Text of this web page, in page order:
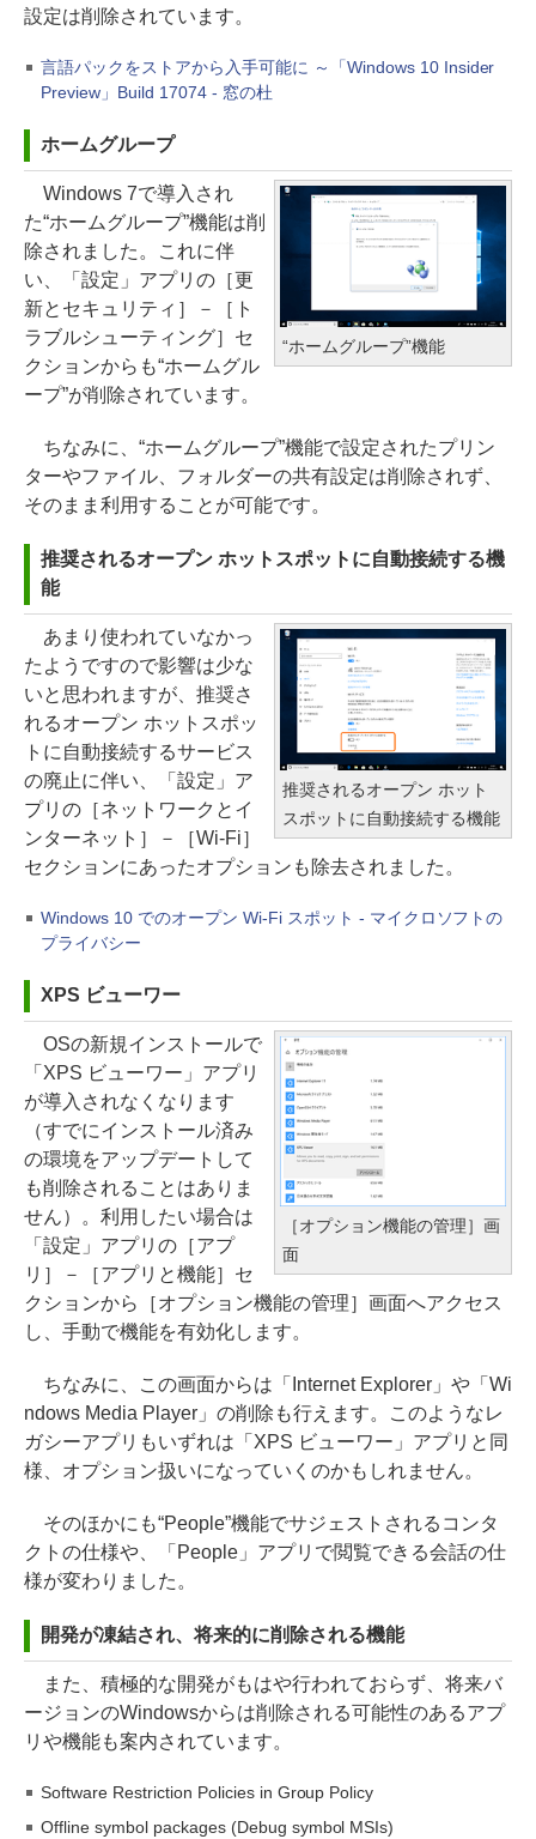
設定は削除されています。
言語パックをストアから入手可能に ～「Windows 10 Insider
Preview」Build 17074 - 窓の杜
ホームグループ
“ホームグループ”機能
Windows 7で導入され
た“ホームグループ”機能は削
除されました。これに伴
い、「設定」アプリの［更
新とセキュリティ］－［ト
ラブルシューティング］セ
クションからも“ホームグル
ープ”が削除されています。
ちなみに、“ホームグループ”機能で設定されたプリン
ターやファイル、フォルダーの共有設定は削除されず、
そのまま利用することが可能です。
推奨されるオープン ホットスポットに自動接続する機
能
推奨されるオープン ホット
スポットに自動接続する機能
あまり使われていなかっ
たようですので影響は少な
いと思われますが、推奨さ
れるオープン ホットスポッ
トに自動接続するサービス
の廃止に伴い、「設定」ア
プリの［ネットワークとイ
ンターネット］－［Wi-Fi］
セクションにあったオプションも除去されました。
Windows 10 でのオープン Wi-Fi スポット - マイクロソフトの
プライバシー
XPS ビューワー
［オプション機能の管理］画
面
OSの新規インストールで
「XPS ビューワー」アプリ
が導入されなくなります
（すでにインストール済み
の環境をアップデートして
も削除されることはありま
せん）。利用したい場合は
「設定」アプリの［アプ
リ］－［アプリと機能］セ
クションから［オプション機能の管理］画面へアクセス
し、手動で機能を有効化します。
ちなみに、この画面からは「Internet Explorer」や「Wi
ndows Media Player」の削除も行えます。このようなレ
ガシーアプリもいずれは「XPS ビューワー」アプリと同
様、オプション扱いになっていくのかもしれません。
そのほかにも“People”機能でサジェストされるコンタ
クトの仕様や、「People」アプリで閲覧できる会話の仕
様が変わりました。
開発が凍結され、将来的に削除される機能
また、積極的な開発がもはや行われておらず、将来バ
ージョンのWindowsからは削除される可能性のあるアプ
リや機能も案内されています。
Software Restriction Policies in Group Policy
Offline symbol packages (Debug symbol MSIs)